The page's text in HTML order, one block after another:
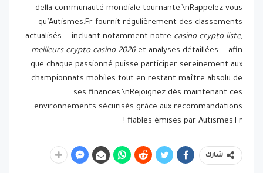
della communauté mondiale tournante.\nRappelez-vous
qu’Autismes.Fr fournit régulièrement des classements
actualisés — incluant notamment notre casino crypto liste,
meilleurs crypto casino 2026 et analyses détaillées — afin
que chaque passionné puisse participer sereinement aux
championnats mobiles tout en restant maître absolu de
ses finances.\nRejoignez dès maintenant ces
environnements sécurisés grâce aux recommandations
fiables émises par Autismes.Fr !
شارك